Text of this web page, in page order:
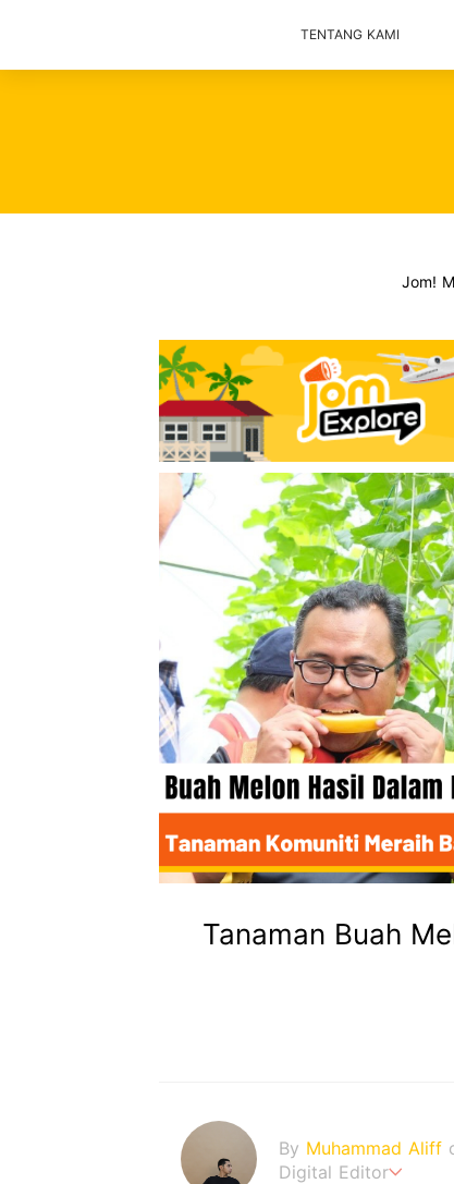
TENTANG KAMI
Jom!
Tanaman Buah
By Muhammad Aliff
Digital Editor